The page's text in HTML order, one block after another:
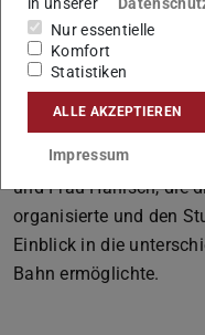
wurde prämiert. Im
zur Ankunft in
Mitarbeitern der
erste entscheidende
bzw. ein mögliches
Dank gilt der
und Frau Hanisch, die
organisierte und den
Einblick in die
Bahn ermöglichte.
Nur essentielle
Komfort
Statistiken
ALLE AKZEPTIEREN
Impressum